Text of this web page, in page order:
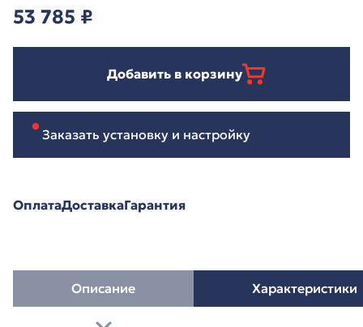
53 785 ₽
Добавить в корзину
Заказать установку и настройку
ОплатаДоставкаГарантия
Описание Характеристики